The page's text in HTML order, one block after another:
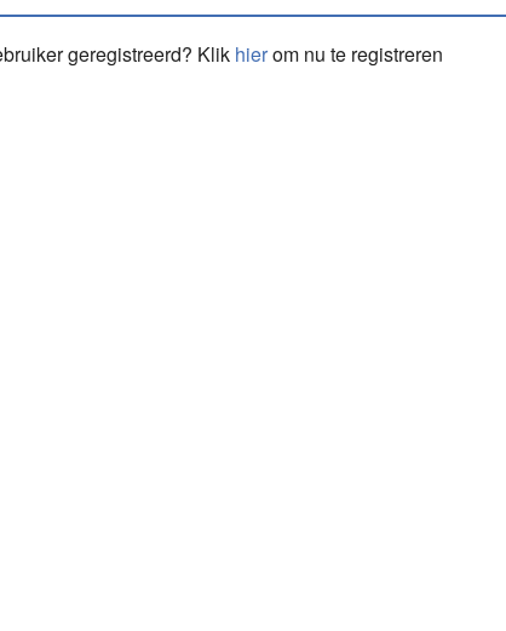
geregistreerd? Klik hierom nu te registreren